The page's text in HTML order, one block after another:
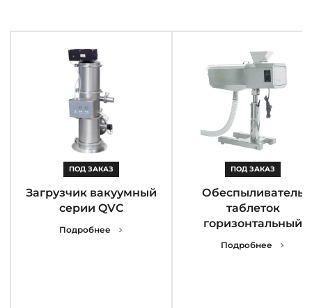
ПОД ЗАКАЗ
Загрузчик вакуумный
серии QVC
Подробнее
ПОД ЗАКАЗ
Обеспыливатель
таблеток
горизонтальный
Подробнее